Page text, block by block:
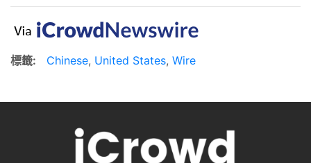
標籤: Chinese, United States, Wire